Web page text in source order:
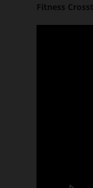
Fitness